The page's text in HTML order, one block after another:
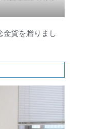
貨を贈りまし